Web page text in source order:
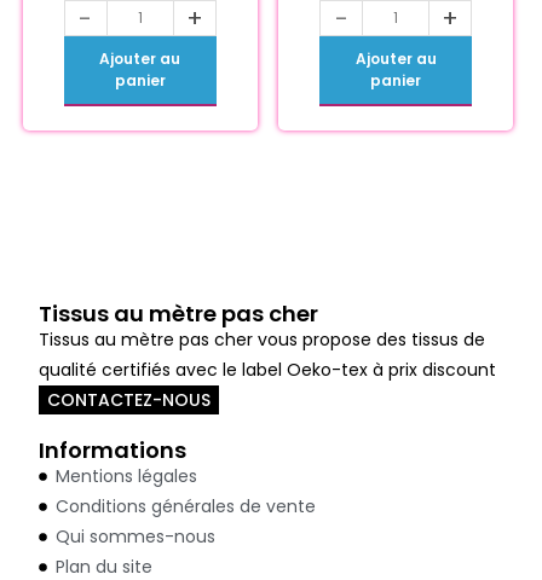
- +
Ajouter au
panier
- +
Ajouter au
panier
Tissus au mètre pas cher
Tissus au mètre pas cher vous propose des tissus de
qualité certifiés avec le label Oeko-tex à prix discount
CONTACTEZ-NOUS
Informations
Mentions légales
Conditions générales de vente
Qui sommes-nous
Plan du site